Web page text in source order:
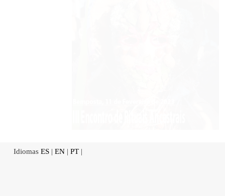
Idiomas ES | EN | PT |